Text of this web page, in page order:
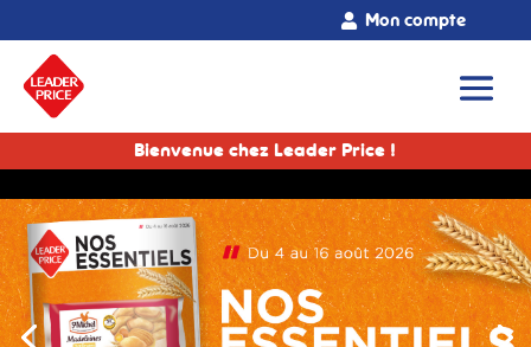
Mon compte
Bienvenue chez Leader Price !